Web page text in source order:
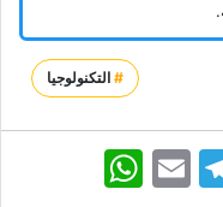
#التكنولوجيا
WhatsApp Email